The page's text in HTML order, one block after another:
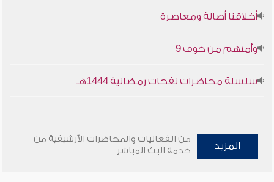
أخلاقنا أصالة ومعاصرة
وأمنهم من خوف 9
سلسلة محاضرات نفحات رمضانية 1444هـ
المزيد
من الفعاليات والمحاضرات الأرشيفية من
خدمة البث المباشر